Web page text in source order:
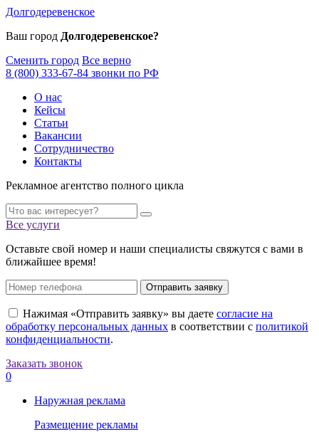
Долгодеревенское
Ваш город Долгодеревенское?
Сменить город Все верно
8 (800) 333-67-84 звонки по РФ
О нас
Кейсы
Статьи
Вакансии
Сотрудничество
Контакты
Рекламное агентство полного цикла
Все услуги
Оставьте свой номер и наши специалисты свяжутся с вами в
ближайшее время!
Отправить заявку
Нажимая «Отправить заявку» вы даете согласие на
обработку персональных данных в соответствии с политикой
конфиденциальности.
Заказать звонок
0
Наружная реклама
Размещение рекламы